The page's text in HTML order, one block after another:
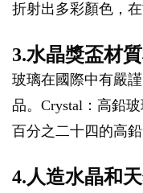
折射出多彩顏色，
3.水晶獎盃材
玻璃在國際中有嚴
品。Crystal：高鉛
百分之二十四的高
4.人造水晶和